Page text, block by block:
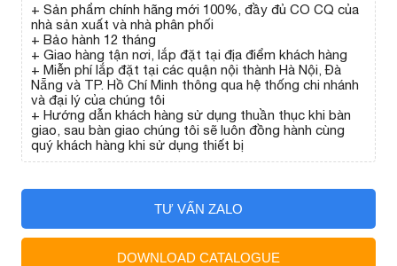
+ Sản phẩm chính hãng mới 100%, đầy đủ CO CQ của
nhà sản xuất và nhà phân phối
+ Bảo hành 12 tháng
+ Giao hàng tận nơi, lắp đặt tại địa điểm khách hàng
+ Miễn phí lắp đặt tại các quận nội thành Hà Nội, Đà
Nẵng và TP. Hồ Chí Minh thông qua hệ thống chi nhánh
và đại lý của chúng tôi
+ Hướng dẫn khách hàng sử dụng thuần thục khi bàn
giao, sau bàn giao chúng tôi sẽ luôn đồng hành cùng
quý khách hàng khi sử dụng thiết bị
TƯ VẤN ZALO
DOWNLOAD CATALOGUE